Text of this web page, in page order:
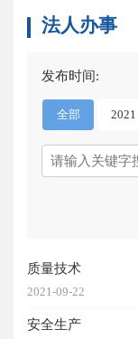
法人办事
发布时间:
全部 2021
质量技术
2021-09-22
安全生产